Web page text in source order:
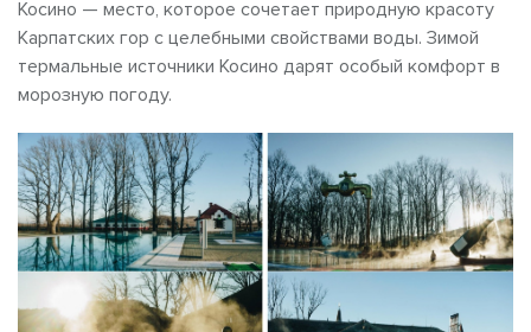
Косино — место, которое сочетает природную красоту
Карпатских гор с целебными свойствами воды. Зимой
термальные источники Косино дарят особый комфорт в
морозную погоду.